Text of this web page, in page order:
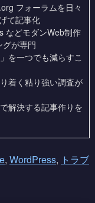
フォーラムを日々
て記事化
などモダンWeb制作
が専門
を一つでも減らすこ
着く粘り強い調査が
解決する記事作りを
, WordPress, トラブ